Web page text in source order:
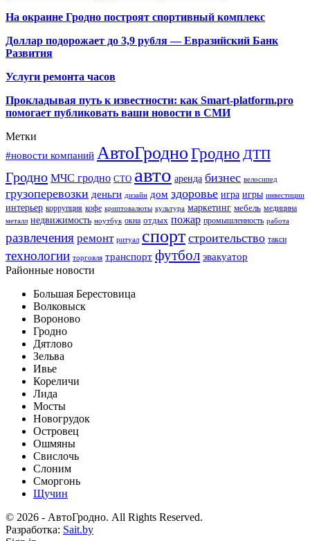
На окраине Гродно построят спортивный комплекс
Доллар подорожает до 3,9 рубля — Евразийский Банк
Развития
Услуги ремонта часов
Прокладывая путь к известности: как Smart-platform.pro
помогает публиковать ваши новости в СМИ
Метки
#новости компаний АвтоГродноГродно ДТП
Гродно МЧС гродно СТО авто аренда бизнес велосипед
грузоперевозки деньги дизайн дом здоровье игра игры инвестиции
интерьер коррупция кофе криптовалюты культура маркетинг мебель медицина
металл недвижимость ноутбук окна отдых пожар промышленность работа
развлечения ремонт ритуал спорт строительство такси
технологии торговля транспорт футбол эвакуатор
Районные новости
Большая Берестовица
Волковыск
Вороново
Гродно
Дятлово
Зельва
Ивье
Кореличи
Лида
Мосты
Новогрудок
Островец
Ошмяны
Свислочь
Слоним
Сморгонь
Щучин
© 2026 - АвтоГродно. All Rights Reserved.
Разработка: Sait.by